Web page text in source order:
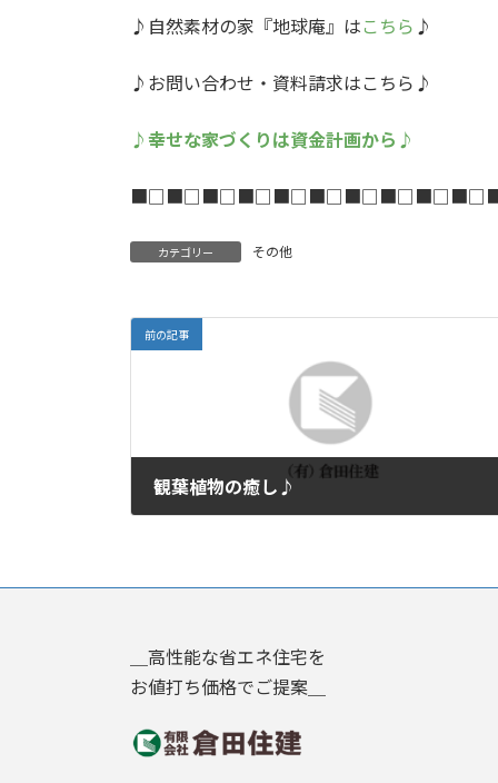
♪自然素材の家『地球庵』はこちら ♪
♪お問い合わせ・資料請求はこちら♪
♪幸せな家づくりは資金計画から♪
カテゴリー その他
前の記事
観葉植物の癒し♪
＿高性能な省エネ住宅を
お値打ち価格でご提案＿